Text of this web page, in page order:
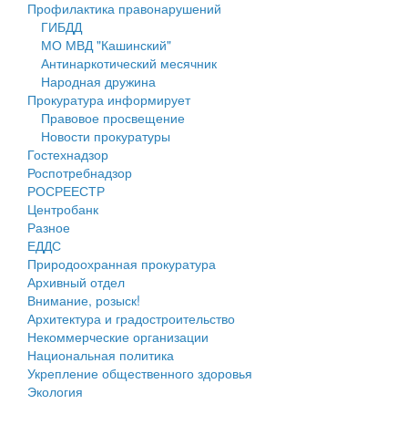
Нормативы градостроительного проектирования
Правила землепользования и застройки
Генеральные планы
Проекты планировки территории
Собрание депутатов
Городское поселение
Сельские поселения
Профилактика правонарушений
ГИБДД
МО МВД "Кашинский"
Антинаркотический месячник
Народная дружина
Прокуратура информирует
Правовое просвещение
Новости прокуратуры
Гостехнадзор
Роспотребнадзор
РОСРЕЕСТР
Центробанк
Разное
ЕДДС
Природоохранная прокуратура
Архивный отдел
Внимание, розыск!
Архитектура и градостроительство
Некоммерческие организации
Национальная политика
Укрепление общественного здоровья
Экология